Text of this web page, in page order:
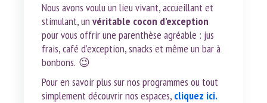
Nous avons voulu un lieu vivant, accueillant et
stimulant, unvéritable cocon d’exception
pour vous offrir une parenthèse agréable : jus
frais, café d’exception, snacks et même un bar à
bonbons. 😉
Pour en savoir plus sur nos programmes ou tout
simplement découvrir nos espaces, cliquez ici.